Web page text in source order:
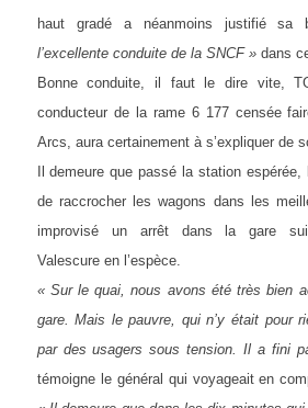
haut gradé a néanmoins justifié sa
l’excellente conduite de la SNCF »dans
Bonne conduite, il faut le dire vite,
conducteur de la rame 6 177 censée
Arcs, aura certainement à s’expliquer de
Il demeure que passé la station
de raccrocher les wagons dans les
improvisé un arrêt dans la gare
Valescure en l’espèce.
« Sur le quai, nous avons été très bien
gare. Mais le pauvre, qui n’y était pour
par des usagers sous tension. Il a fini
témoigne le général qui voyageait en